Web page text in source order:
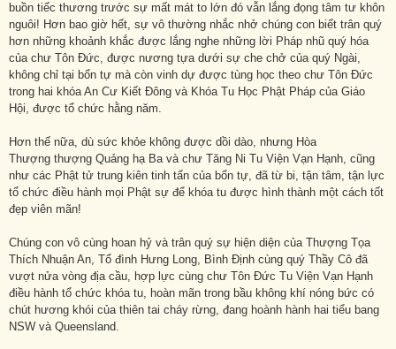
buồn tiếc thương trước sự mất mát to lớn đó vẫn lắng đọng tâm tư khôn
nguôi! Hơn bao giờ hết, sự vô thường nhắc nhở chúng con biết trân quý
hơn những khoảnh khắc được lắng nghe những lời Pháp nhũ quý hóa
của chư Tôn Đức, được nương tựa dưới sự che chở của quý Ngài,
không chỉ tại bổn tự mà còn vinh dự được tùng học theo chư Tôn Đức
trong hai khóa An Cư Kiết Đông và Khóa Tu Học Phật Pháp của Giáo
Hội, được tổ chức hằng năm.
Hơn thế nữa, dù sức khỏe không được dồi dào, nhưng Hòa
Thượng thượng Quảng hạ Ba và chư Tăng Ni Tu Viện Vạn Hạnh, cũng
như các Phật tử trung kiên tinh tấn của bổn tự, đã từ bi, tận tâm, tận lực
tổ chức điều hành mọi Phật sự để khóa tu được hình thành một cách tốt
đẹp viên mãn!
Chúng con vô cùng hoan hỷ và trân quý sự hiện diện của Thượng Tọa
Thích Nhuận An, Tổ đình Hưng Long, Bình Định cùng quý Thầy Cô đã
vượt nửa vòng địa cầu, hợp lực cùng chư Tôn Đức Tu Viện Vạn Hạnh
điều hành tổ chức khóa tu, hoàn mãn trong bầu không khí nóng bức có
chút hương khói của thiên tai cháy rừng, đang hoành hành hai tiểu bang
NSW và Queensland.